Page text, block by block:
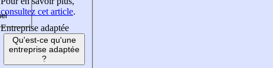
consultez cet article.
Entreprise adaptée
Qu'est-ce qu'une
entreprise adaptée
?